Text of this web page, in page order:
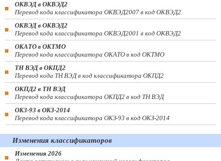
ОКВЭД в ОКВЭД2
Перевод кода классификатора ОКВЭД2007 в код ОКВЭД2
ОКВЭД в ОКВЭД2
Перевод кода классификатора ОКВЭД2001 в код ОКВЭД2
ОКАТО в ОКТМО
Перевод кода классификатора ОКАТО в код ОКТМО
ТН ВЭД в ОКПД2
Перевод кода ТН ВЭД в код классификатора ОКПД2
ОКПД2 в ТН ВЭД
Перевод кода классификатора ОКПД2 в код ТН ВЭД
ОКЗ-93 в ОКЗ-2014
Перевод кода классификатора ОКЗ-93 в код ОКЗ-2014
Изменения классификаторов
Изменения 2026